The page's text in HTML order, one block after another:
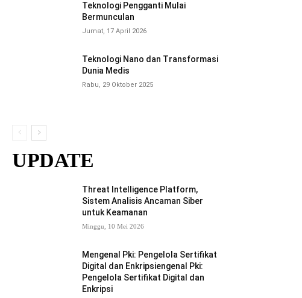
Teknologi Pengganti Mulai
Bermunculan
Jumat, 17 April 2026
Teknologi Nano dan Transformasi
Dunia Medis
Rabu, 29 Oktober 2025
UPDATE
Threat Intelligence Platform,
Sistem Analisis Ancaman Siber
untuk Keamanan
Minggu, 10 Mei 2026
Mengenal Pki: Pengelola Sertifikat
Digital dan Enkripsiengenal Pki:
Pengelola Sertifikat Digital dan
Enkripsi